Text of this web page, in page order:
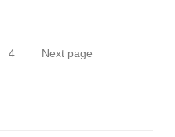
Page
4 Next page